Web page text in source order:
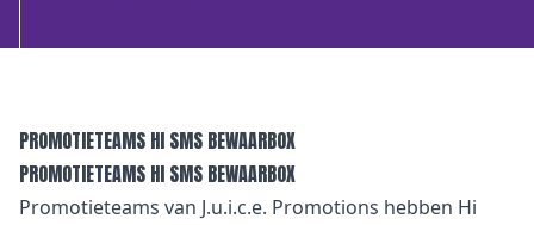
PROMOTIETEAMS HI SMS BEWAARBOX
PROMOTIETEAMS HI SMS BEWAARBOX
Promotieteams van J.u.i.c.e. Promotions hebben Hi